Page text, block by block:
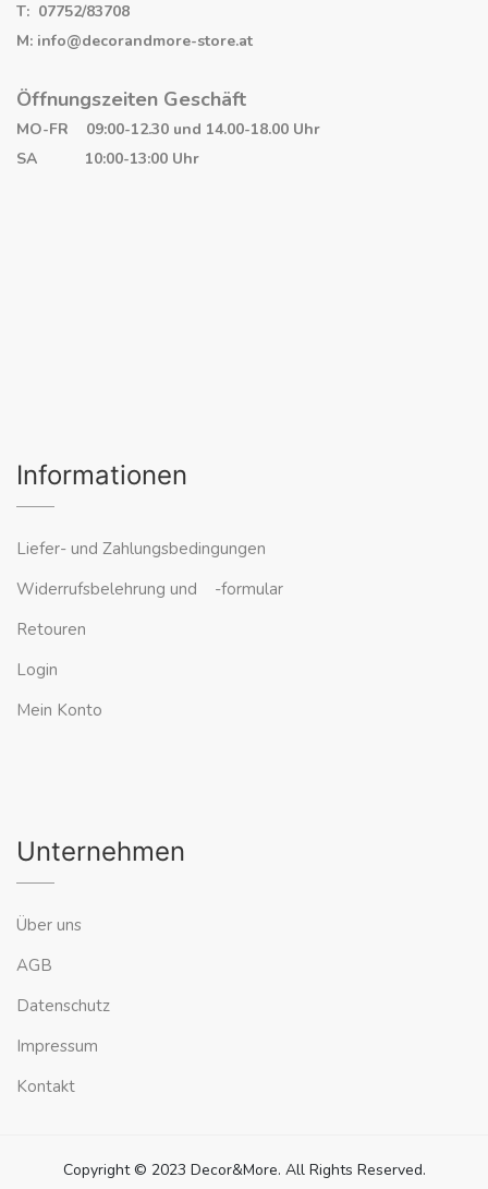
T: 07752/83708
M: info@decorandmore-store.at
Öffnungszeiten Geschäft
MO-FR 09:00-12.30 und 14.00-18.00 Uhr
SA 10:00-13:00 Uhr
Informationen
Liefer- und Zahlungsbedingungen
Widerrufsbelehrung und -formular
Retouren
Login
Mein Konto
Unternehmen
Über uns
AGB
Datenschutz
Impressum
Kontakt
Copyright © 2023 Decor&More. All Rights Reserved.